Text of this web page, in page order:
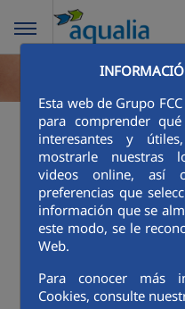
Esta web de Grupo
para comprender
interesantes y
mostrarle nuestras
videos online, así
preferencias que
información que se
este modo, se le
Web.
Para conocer más
Cookies, consulte
Índice de
La excelencia en el
compromiso deFCC
Para lograrlo, la